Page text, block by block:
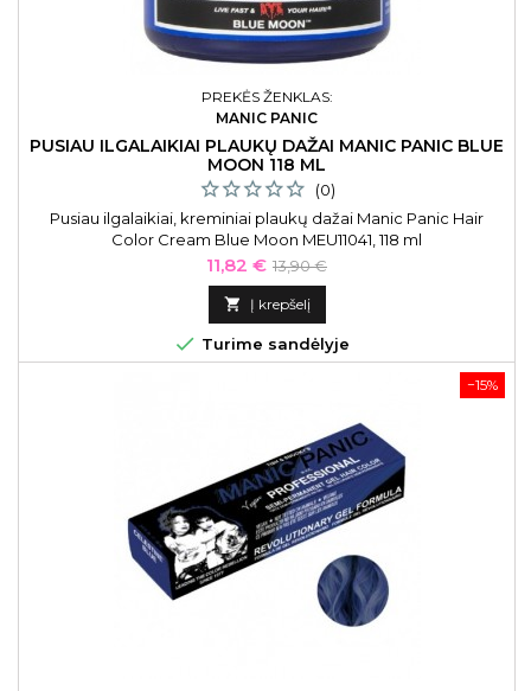
PREKĖS ŽENKLAS:
MANIC PANIC
PUSIAU ILGALAIKIAI PLAUKŲ DAŽAI MANIC PANIC BLUE
MOON 118 ML
(0)
Pusiau ilgalaikiai, kreminiai plaukų dažai Manic Panic Hair
Color Cream Blue Moon MEU11041, 118 ml
Kaina
11,82 € Bazinė
kaina
13,90 €
 Į krepšelį
 Turime sandėlyje
−15%